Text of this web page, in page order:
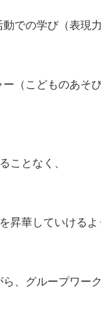
の学び（表現
（こどものあそ
ことなく、
昇華していけるよ
、グループワー